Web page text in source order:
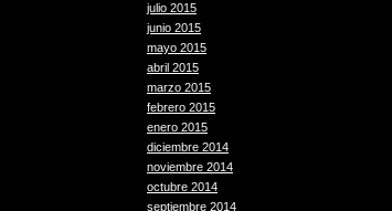
julio 2015
junio 2015
mayo 2015
abril 2015
marzo 2015
febrero 2015
enero 2015
diciembre 2014
noviembre 2014
octubre 2014
septiembre 2014